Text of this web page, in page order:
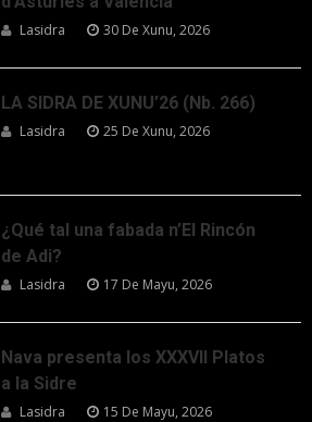
Lasidra 30 De Xunu, 2026
LA SIDRA DE XUNU’26 (Nb. 266)
Lasidra 25 De Xunu, 2026
¿Qué tal una fabada n’El Rincón
de Adi?
Lasidra 17 De Mayu, 2026
Nava presenta los XXXVII Platos
a la Sidre
Lasidra 15 De Mayu, 2026